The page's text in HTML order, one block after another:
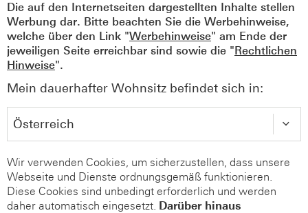
Die auf den Internetseiten dargestellten Inhalte stellen
Werbung dar. Bitte beachten Sie die Werbehinweise,
welche über den Link "Werbehinweise" am Ende der
jeweiligen Seite erreichbar sind sowie die "Rechtlichen
Hinweise".
Mein dauerhafter Wohnsitz befindet sich in:
Wir verwenden Cookies, um sicherzustellen, dass unsere
Webseite und Dienste ordnungsgemäß funktionieren.
Diese Cookies sind unbedingt erforderlich und werden
daher automatisch eingesetzt. Darüber hinaus